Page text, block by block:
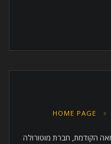
HOME PAGE
הקודמת, חברת מוטורולה